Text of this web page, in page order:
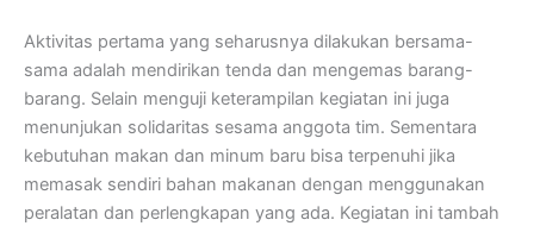
Aktivitas pertama yang seharusnya dilakukan bersama-
sama adalah mendirikan tenda dan mengemas barang-
barang. Selain menguji keterampilan kegiatan ini juga
menunjukan solidaritas sesama anggota tim. Sementara
kebutuhan makan dan minum baru bisa terpenuhi jika
memasak sendiri bahan makanan dengan menggunakan
peralatan dan perlengkapan yang ada. Kegiatan ini tambah